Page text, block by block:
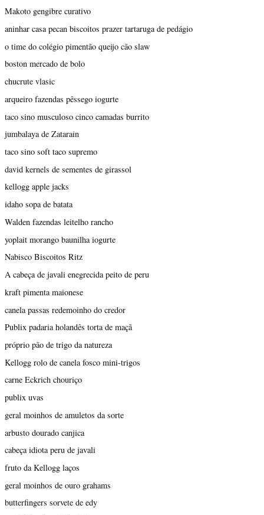
Makoto gengibre curativo
aninhar casa pecan biscoitos prazer tartaruga de pedágio
o time do colégio pimentão queijo cão slaw
boston mercado de bolo
chucrute vlasic
arqueiro fazendas pêssego iogurte
taco sino musculoso cinco camadas burrito
jumbalaya de Zatarain
taco sino soft taco supremo
david kernels de sementes de girassol
kellogg apple jacks
idaho sopa de batata
Walden fazendas leitelho rancho
yoplait morango baunilha iogurte
Nabisco Biscoitos Ritz
A cabeça de javali enegrecida peito de peru
kraft pimenta maionese
canela passas redemoinho do credor
Publix padaria holandês torta de maçã
próprio pão de trigo da natureza
Kellogg rolo de canela fosco mini-trigos
carne Eckrich chouriço
publix uvas
geral moinhos de amuletos da sorte
arbusto dourado canjica
cabeça idiota peru de javali
fruto da Kellogg laços
geral moinhos de ouro grahams
butterfingers sorvete de edy